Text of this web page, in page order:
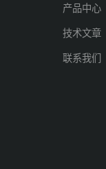
产品中心
技术文章
联系我们